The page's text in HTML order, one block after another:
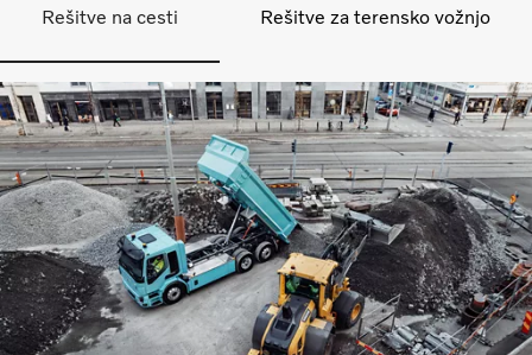
Rešitve na cesti Rešitve za terensko vožnjo